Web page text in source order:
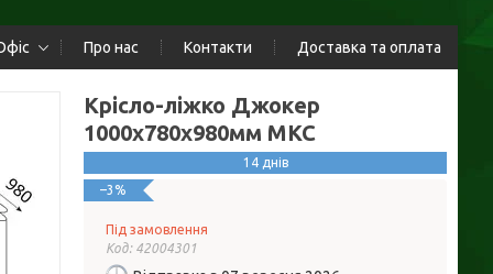
Про нас Контакти Доставка та оплата
Крісло-ліжко Джокер
1000х780х980мм МКС
14 днів
–3%
Під замовлення
Код: 42004301